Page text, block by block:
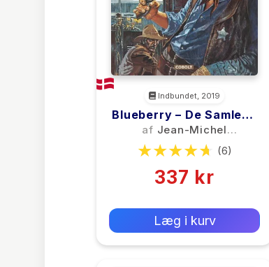
Indbundet, 2019
Blueberry – De Samlede
Eventyr 2
af Jean-Michel
Charlier
(6)
337 kr
Læg i kurv